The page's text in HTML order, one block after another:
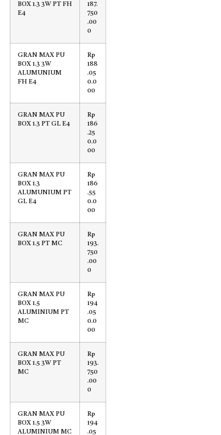
BOX 1.3 3W PT FH
E4
187.
750
.00
0
GRAN MAX PU
BOX 1.3 3W
ALUMUNIUM
FH E4
Rp
188
.05
0.0
00
GRAN MAX PU
BOX 1.3 PT GL E4
Rp
186
.25
0.0
00
GRAN MAX PU
BOX 1.3
ALUMUNIUM PT
GL E4
Rp
186
.55
0.0
00
GRAN MAX PU
BOX 1.5 PT MC
Rp
193.
750
.00
0
GRAN MAX PU
BOX 1.5
ALUMINIUM PT
MC
Rp
194
.05
0.0
00
GRAN MAX PU
BOX 1.5 3W PT
MC
Rp
193.
750
.00
0
GRAN MAX PU
BOX 1.5 3W
ALUMINIUM MC
Rp
194
.05